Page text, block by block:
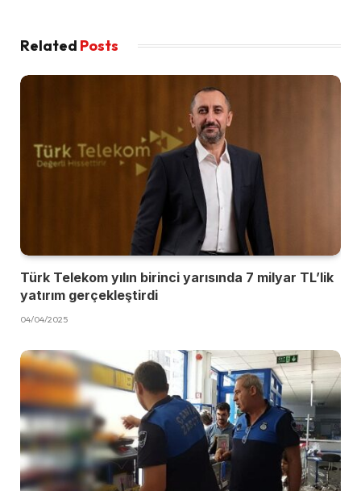
Related Posts
Türk Telekom yılın birinci yarısında 7 milyar TL’lik
yatırım gerçekleştirdi
04/04/2025